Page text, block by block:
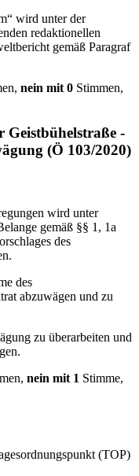
wird unter der
redaktionellen
gemäß Paragraf
nein mit 0 Stimmen,
-
(Ö 103/2020)
wird unter
gemäß §§ 1, 1a
des
des
abzuwägen und zu
zu überarbeiten und
nein mit 1 Stimme,
(TOP)